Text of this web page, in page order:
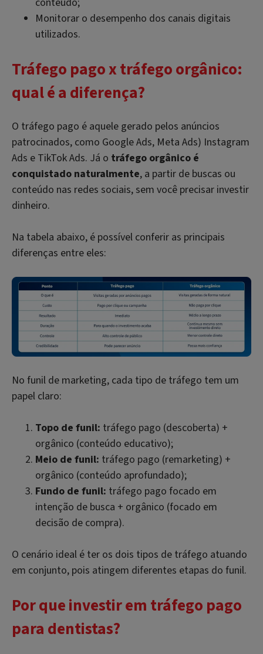
Monitorar o desempenho dos canais digitais
utilizados.
Tráfego pago x tráfego orgânico:
qual é a diferença?
O tráfego pago é aquele gerado pelos anúncios
patrocinados, como Google Ads, Meta Ads) Instagram
Ads e TikTok Ads. Já o tráfego orgânico é
conquistado naturalmente, a partir de buscas ou
conteúdo nas redes sociais, sem você precisar investir
dinheiro.
Na tabela abaixo, é possível conferir as principais
diferenças entre eles:
No funil de marketing, cada tipo de tráfego tem um
papel claro:
Topo de funil: tráfego pago (descoberta) +
orgânico (conteúdo educativo);
Meio de funil: tráfego pago (remarketing) +
orgânico (conteúdo aprofundado);
Fundo de funil: tráfego pago focado em
intenção de busca + orgânico (focado em
decisão de compra).
O cenário ideal é ter os dois tipos de tráfego atuando
em conjunto, pois atingem diferentes etapas do funil.
Por que investir em tráfego pago
para dentistas?